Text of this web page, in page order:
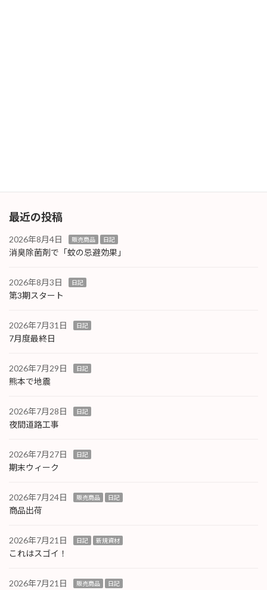
最近の投稿
2026年8月4日 販売商品 日記
消臭除菌剤で「蚊の忌避効果」
2026年8月3日 日記
第3期スタート
2026年7月31日 日記
7月度最終日
2026年7月29日 日記
熊本で地震
2026年7月28日 日記
夜間道路工事
2026年7月27日 日記
期末ウィーク
2026年7月24日 販売商品 日記
商品出荷
2026年7月21日 日記 新規資材
これはスゴイ！
2026年7月21日 販売商品 日記